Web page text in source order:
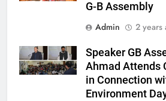
G-B Assembly
Admin
2 years
Speaker GB
Ahmad Attends
in Connection
Environment